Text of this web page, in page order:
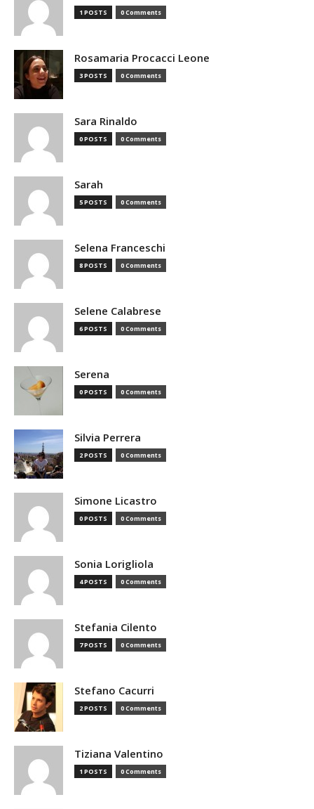
1 POSTS 0 Comments
Rosamaria Procacci Leone
3 POSTS 0 Comments
Sara Rinaldo
0 POSTS 0 Comments
Sarah
5 POSTS 0 Comments
Selena Franceschi
8 POSTS 0 Comments
Selene Calabrese
6 POSTS 0 Comments
Serena
0 POSTS 0 Comments
Silvia Perrera
2 POSTS 0 Comments
Simone Licastro
0 POSTS 0 Comments
Sonia Lorigliola
4 POSTS 0 Comments
Stefania Cilento
7 POSTS 0 Comments
Stefano Cacurri
2 POSTS 0 Comments
Tiziana Valentino
1 POSTS 0 Comments